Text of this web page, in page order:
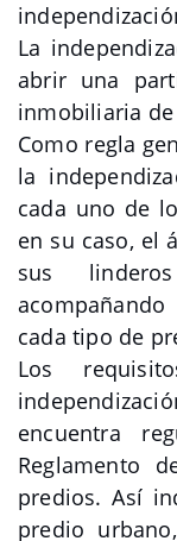
La
abrir una
inmobiliaria
Como regla
la
cada uno de
en su caso, el
sus
cada tipo de
Los
encuentra
Reglamento
predios. Así
predio